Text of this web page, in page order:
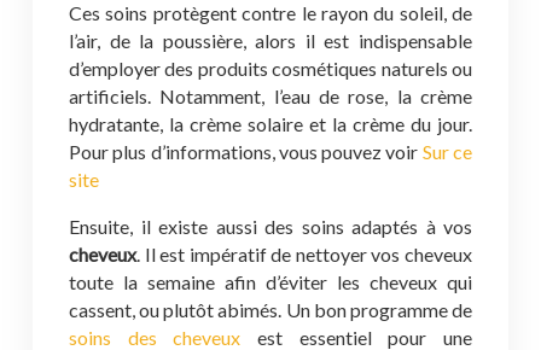
Ces soins protègent contre le rayon du soleil, de
l’air, de la poussière, alors il est indispensable
d’employer des produits cosmétiques naturels ou
artificiels. Notamment, l’eau de rose, la crème
hydratante, la crème solaire et la crème du jour.
Pour plus d’informations, vous pouvez voir Sur ce
site
Ensuite, il existe aussi des soins adaptés à vos
cheveux. Il est impératif de nettoyer vos cheveux
toute la semaine afin d’éviter les cheveux qui
cassent, ou plutôt abimés. Un bon programme de
soins des cheveux est essentiel pour une